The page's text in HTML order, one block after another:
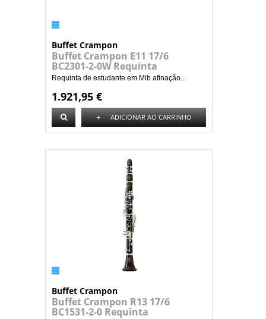
Buffet Crampon
Buffet Crampon E11 17/6
BC2301-2-0W Requinta
Requinta de estudante em Mib afinação...
1.921,95 €
+ ADICIONAR AO CARRINHO
Buffet Crampon
Buffet Crampon R13 17/6
BC1531-2-0 Requinta